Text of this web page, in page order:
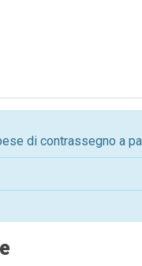
di contrassegno a